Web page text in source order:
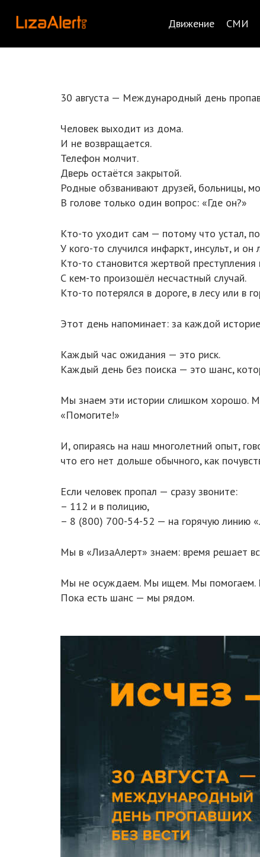
Движение СМИ
30 августа — Международный день
Человек выходит из дома.
И не возвращается.
Телефон молчит.
Дверь остаётся закрытой.
Родные обзванивают друзей, больницы,
В голове только один вопрос: «Где он?»
Кто-то уходит сам — потому что устал,
У кого-то случился инфаркт, инсульт, и
Кто-то становится жертвой
С кем-то произошёл несчастный случай.
Кто-то потерялся в дороге, в лесу или в
Этот день напоминает: за каждой
Каждый час ожидания — это риск.
Каждый день без поиска — это шанс,
Мы знаем эти истории слишком хорошо.
«Помогите!»
И, опираясь на наш многолетний опыт,
что его нет дольше обычного, как
Если человек пропал — сразу звоните:
– 112 и в полицию,
– 8 (800) 700-54-52 — на горячую линию
Мы в «ЛизаАлерт» знаем: время решает
Мы не осуждаем. Мы ищем. Мы помогаем.
Пока есть шанс — мы рядом.